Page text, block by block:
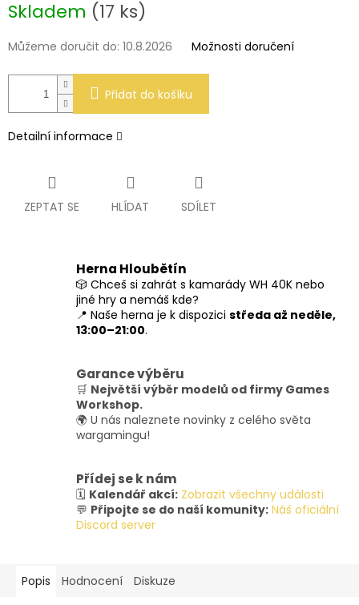
cena:
Skladem (17 ks)
Můžeme doručit do: 10.8.2026 Možnosti doručení
Přidat do košíku
Detailní informace
ZEPTAT SE HLÍDAT SDÍLET
Herna Hloubětín
🎲 Chceš si zahrát s kamarády WH 40K nebo
jiné hry a nemáš kde?
📍 Naše herna je k dispozici středa až neděle,
13:00–21:00.
Garance výběru
🛒 Největší výběr modelů od firmy Games
Workshop.
🌍 U nás naleznete novinky z celého světa
wargamingu!
Přídej se k nám
🗓️ Kalendář akcí: Zobrazit všechny události
💬 Připojte se do naší komunity: Náš oficiální
Discord server
Popis Hodnocení Diskuze